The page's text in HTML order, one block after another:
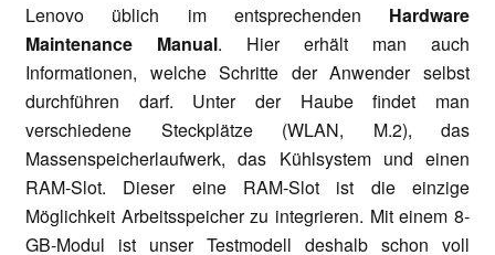
Lenovo üblich im entsprechenden Hardware
Maintenance Manual. Hier erhält man auch
Informationen, welche Schritte der Anwender selbst
durchführen darf. Unter der Haube findet man
verschiedene Steckplätze (WLAN, M.2), das
Massenspeicherlaufwerk, das Kühlsystem und einen
RAM-Slot. Dieser eine RAM-Slot ist die einzige
Möglichkeit Arbeitsspeicher zu integrieren. Mit einem 8-
GB-Modul ist unser Testmodell deshalb schon voll